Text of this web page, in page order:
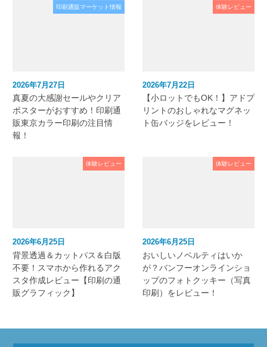
印刷通販マーケット情報
2026年7月27日
真夏の大感謝セールやクリア
ポスターがおすすめ！印刷通
販東京カラー印刷の注目情
報！
体験レビュー
2026年7月22日
【小ロットでもOK！】アドプ
リントのおしゃれなマグネッ
ト缶バッジをレビュー！
体験レビュー
2026年6月25日
背景透過＆カットパス＆白版
不要！スマホから作れるアク
スタ作成レビュー【印刷の通
販グラフィック】
体験レビュー
2026年6月25日
おいしいノベルティはいか
が？バンフーオンラインショ
ップのフォトクッキー（写真
印刷）をレビュー！